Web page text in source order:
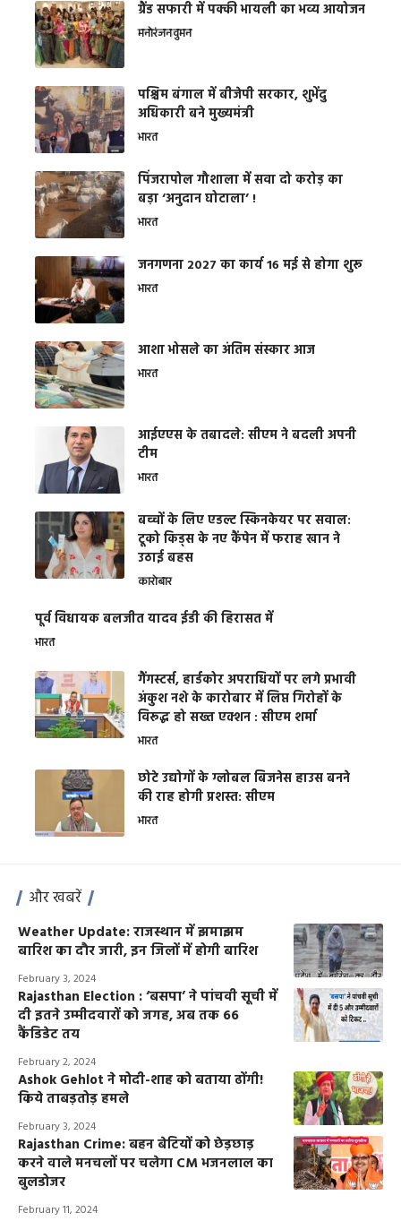
ग्रैंड सफारी में पक्की भायली का भव्य आयोजन
मनोरंजनवुमन
पश्चिम बंगाल में बीजेपी सरकार, शुभेंदु
अधिकारी बने मुख्यमंत्री
भारत
​पिंजरापोल गौशाला में सवा दो करोड़ का
बड़ा ‘अनुदान घोटाला’ !
भारत
जनगणना 2027 का कार्य 16 मई से होगा शुरू
भारत
आशा भोसले का अंतिम संस्कार आज
भारत
आईएएस के तबादले: सीएम ने बदली अपनी
टीम
भारत
बच्चों के लिए एडल्ट स्किनकेयर पर सवाल:
टूको किड्स के नए कैंपेन में फराह खान ने
उठाई बहस
कारोबार
पूर्व विधायक बलजीत यादव ईडी की हिरासत में
भारत
गैंगस्टर्स, हार्डकोर अपराधियों पर लगे प्रभावी
अंकुश नशे के कारोबार में लिप्त गिरोहों के
विरूद्ध हो सख्त एक्शन : सीएम शर्मा
भारत
छोटे उद्योगों के ग्लोबल बिजनेस हाउस बनने
की राह होगी प्रशस्त: सीएम
भारत
और खबरें
Weather Update: राजस्थान में झमाझम
बारिश का दौर जारी, इन जिलों में होगी बारिश
February 3, 2024
Rajasthan Election : ‘बसपा’ ने पांचवी सूची में
दी इतने उम्मीदवारों को जगह, अब तक 66
कैंडिडेट तय
February 2, 2024
Ashok Gehlot ने मोदी-शाह को बताया ढोंगी!
किये ताबड़तोड़ हमले
February 3, 2024
Rajasthan Crime: बहन बेटियों को छेड़छाड़
करने वाले मनचलों पर चलेगा CM भजनलाल का
बुलडोजर
February 11, 2024